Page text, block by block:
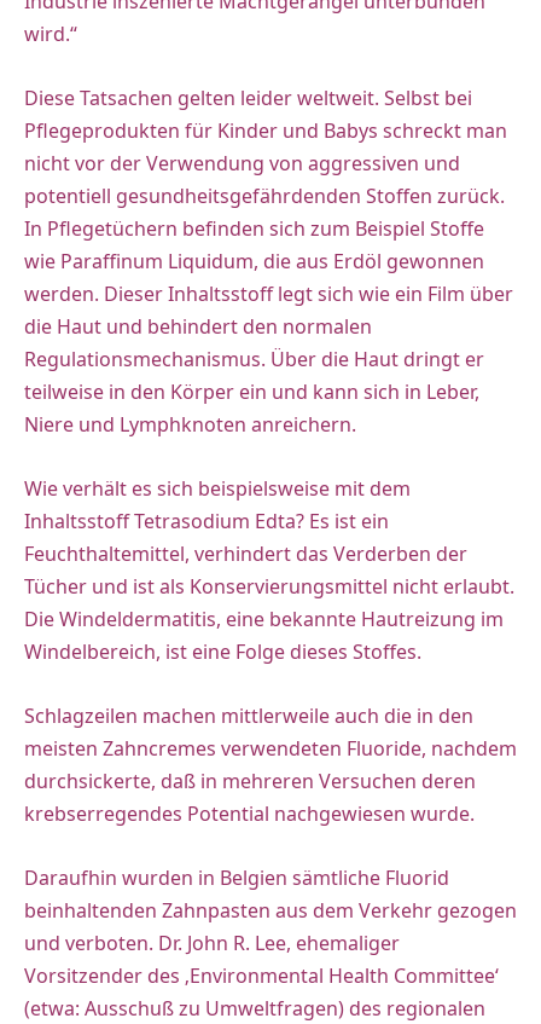
wird.“
Diese Tatsachen gelten leider weltweit. Selbst bei
Pflegeprodukten für Kinder und Babys schreckt man
nicht vor der Verwendung von aggressiven und
potentiell gesundheitsgefährdenden Stoffen zurück.
In Pflegetüchern befinden sich zum Beispiel Stoffe
wie Paraffinum Liquidum, die aus Erdöl gewonnen
werden. Dieser Inhaltsstoff legt sich wie ein Film über
die Haut und behindert den normalen
Regulationsmechanismus. Über die Haut dringt er
teilweise in den Körper ein und kann sich in Leber,
Niere und Lymphknoten anreichern.
Wie verhält es sich beispielsweise mit dem
Inhaltsstoff Tetrasodium Edta? Es ist ein
Feuchthaltemittel, verhindert das Verderben der
Tücher und ist als Konservierungsmittel nicht erlaubt.
Die Windeldermatitis, eine bekannte Hautreizung im
Windelbereich, ist eine Folge dieses Stoffes.
Schlagzeilen machen mittlerweile auch die in den
meisten Zahncremes verwendeten Fluoride, nachdem
durchsickerte, daß in mehreren Versuchen deren
krebserregendes Potential nachgewiesen wurde.
Daraufhin wurden in Belgien sämtliche Fluorid
beinhaltenden Zahnpasten aus dem Verkehr gezogen
und verboten. Dr. John R. Lee, ehemaliger
Vorsitzender des ‚Environmental Health Committee‘
(etwa: Ausschuß zu Umweltfragen) des regionalen